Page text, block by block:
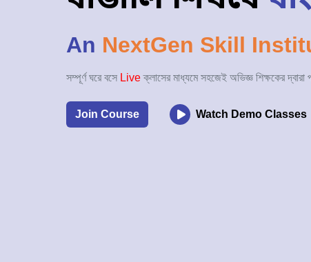
An NextGen Skill
সম্পূর্ণ ঘরে বসে Liveক্লাসের মাধ্যমে সহজেই অভিজ্ঞ শিক্ষকের দ্বারা
Join Course Watch Demo Classes